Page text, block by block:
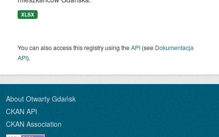
XLSX
You can also access this registry using theAPI (see Dokumentacja
API).
About Otwarty Gdańsk
CKAN API
CKAN Association